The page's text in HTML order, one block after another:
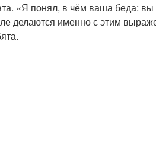
«Я понял, в чём ваша беда:
делаются именно с этим